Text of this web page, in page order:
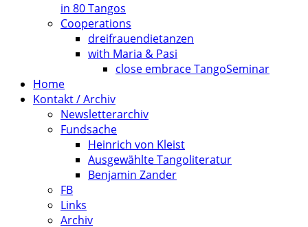
in 80 Tangos
Cooperations
dreifrauendietanzen
with Maria & Pasi
close embrace TangoSeminar
Home
Kontakt / Archiv
Newsletterarchiv
Fundsache
Heinrich von Kleist
Ausgewählte Tangoliteratur
Benjamin Zander
FB
Links
Archiv